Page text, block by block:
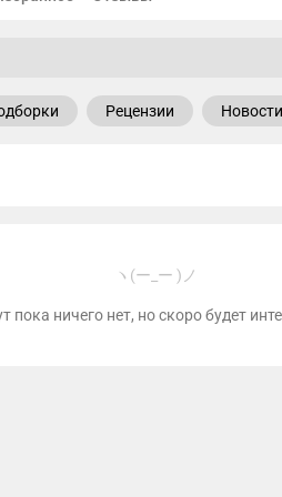
Рецензии Новости
ヽ(ー_ー )ノ
пока ничего нет, но скоро будет